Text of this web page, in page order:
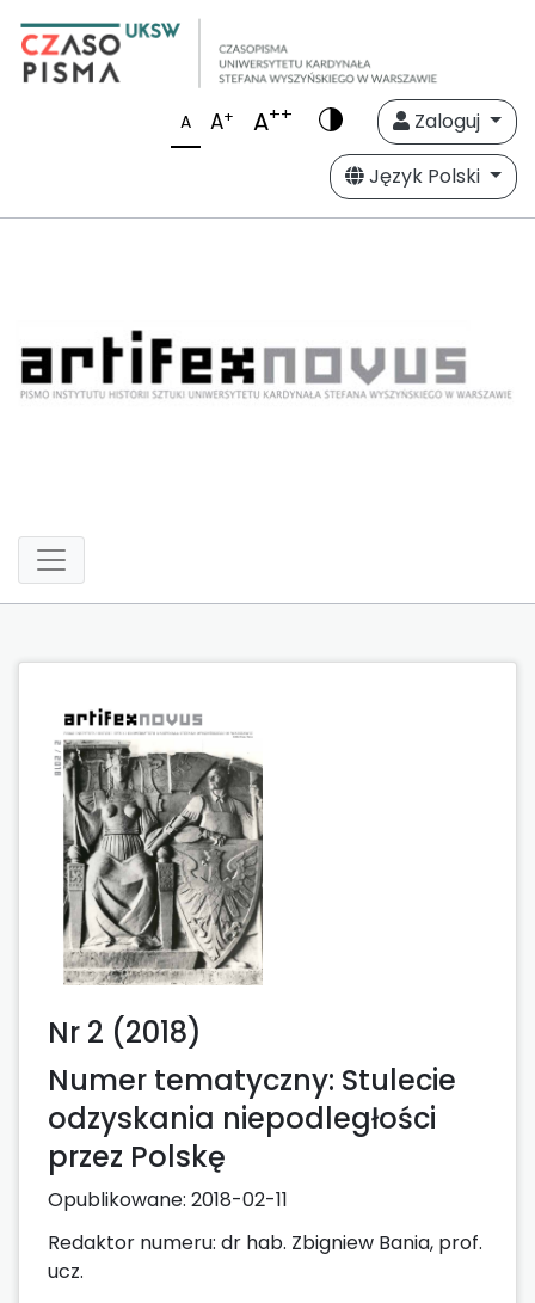
A A+ A++
Zaloguj
Język Polski
Nr 2 (2018)
Numer tematyczny: Stulecie
odzyskania niepodległości
przez Polskę
Opublikowane: 2018-02-11
Redaktor numeru: dr hab. Zbigniew Bania, prof.
ucz.